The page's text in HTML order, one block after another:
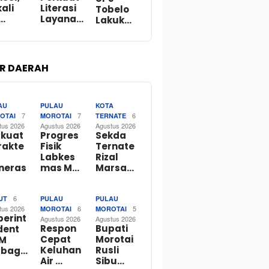
Literasi
Layana…
Tobelo
Lakuk…
DAERAH
7
2026
PULAU
MOROTAI
7
Agustus 2026
Progres
Fisik
Labkes
mas M…
KOTA
TERNATE
6
Agustus 2026
Sekda
Ternate
Rizal
Marsa…
6
2026
PULAU
MOROTAI
6
Agustus 2026
Respon
Cepat
Keluhan
Air …
PULAU
MOROTAI
5
Agustus 2026
Bupati
Morotai
Rusli
Sibu…